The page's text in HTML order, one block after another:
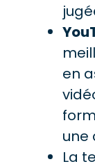
en
une
La